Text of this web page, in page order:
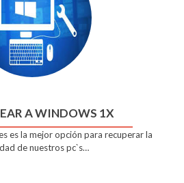
A WINDOWS 1X
es la mejor opción para recuperar la
de nuestros pc`s…